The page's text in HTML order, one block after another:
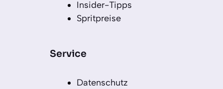
Insider-Tipps
Spritpreise
Service
Datenschutz